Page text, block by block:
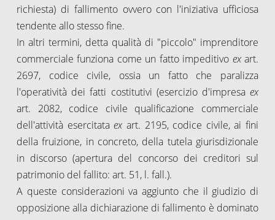
richiesta) di fallimento ovvero con l'iniziativa ufficiosa
tendente allo stesso fine.
In altri termini, detta qualità di "piccolo" imprenditore
commerciale funziona come un fatto impeditivo exart.
2697, codice civile, ossia un fatto che paralizza
l'operatività dei fatti costitutivi (esercizio d'impresa ex
art. 2082, codice civile qualificazione commerciale
dell'attività esercitataexart. 2195, codice civile, ai fini
della fruizione, in concreto, della tutela giurisdizionale
in discorso (apertura del concorso dei creditori sul
patrimonio del fallito: art. 51, l. fall.).
A queste considerazioni va aggiunto che il giudizio di
opposizione alla dichiarazione di fallimento è dominato